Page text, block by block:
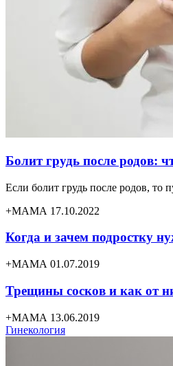
Болит грудь после родов:
Если болит грудь после родов, то
+МАМА 17.10.2022
Когда и зачем подростку
+МАМА 01.07.2019
Трещины сосков и как от
+МАМА 13.06.2019
Гинекология